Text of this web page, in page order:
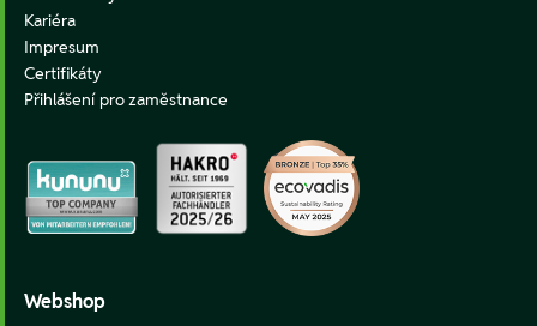
Kariéra
Impresum
Certifikáty
Přihlášení pro zaměstnance
Webshop